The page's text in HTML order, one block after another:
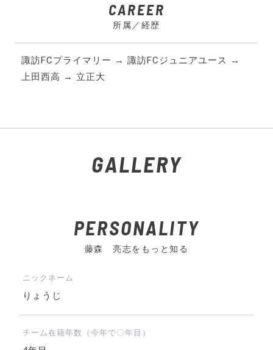
CAREER
所属／経歴
諏訪FCプライマリー → 諏訪FCジュニアユース →
上田西高 → 立正大
GALLERY
PERSONALITY
藤森 亮志をもっと知る
ニックネーム
りょうじ
チーム在籍年数（今年で〇年目）